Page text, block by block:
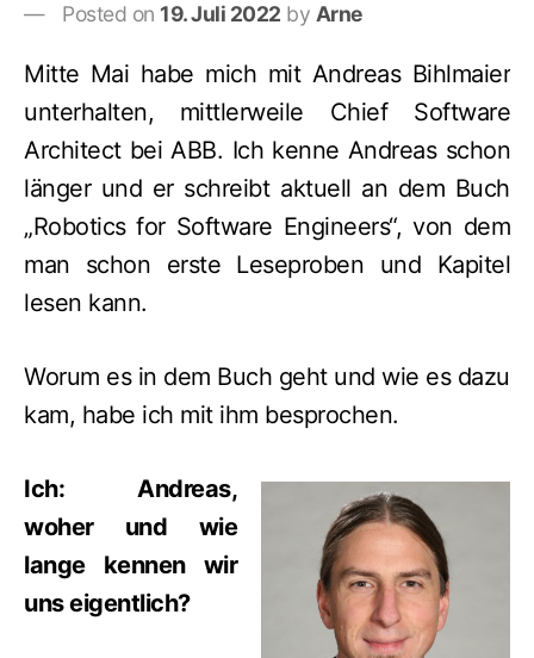
Posted on 19. Juli 2022 by Arne
Mitte Mai habe mich mit Andreas Bihlmaier
unterhalten, mittlerweile Chief Software
Architect bei ABB. Ich kenne Andreas schon
länger und er schreibt aktuell an dem Buch
„Robotics for Software Engineers“, von dem
man schon erste Leseproben und Kapitel
lesen kann.
Worum es in dem Buch geht und wie es dazu
kam, habe ich mit ihm besprochen.
Ich: Andreas,
woher und wie
lange kennen wir
uns eigentlich?